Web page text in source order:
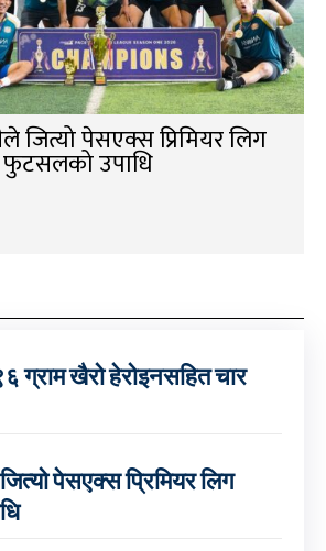
जित्यो पेसएक्स प्रिमियर लिग
फुटसलको उपाधि
ग्राम खैरो हेरोइनसहित चार
पेसएक्स प्रिमियर लिग